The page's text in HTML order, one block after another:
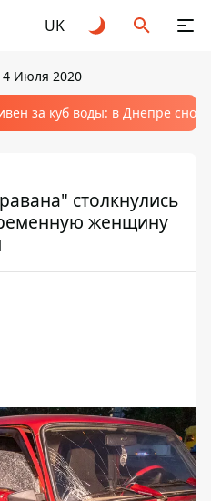
UK
4 Июля 2020
за куб воды: в Днепре
столкнулись
женщину